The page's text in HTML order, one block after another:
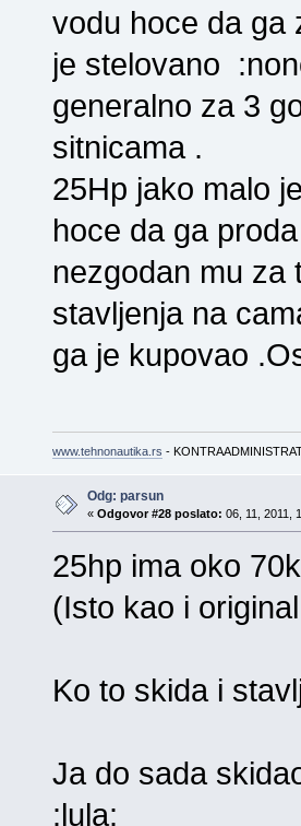
vodu hoce da ga
je stelovano
generalno za 3
sitnicama .
25Hp jako malo
hoce da ga
nezgodan mu za
stavljenja na
ga je kupovao
www.tehnonautika.rs -
Odg: parsun
« Odgovor #28 poslato: 06, 11, 2011,
25hp ima oko
(Isto kao i
Ko to skida i
Ja do sada
:lula: